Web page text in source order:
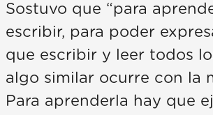
Sostuvo que “para
escribir, para poder
que escribir y leer todos
algo similar ocurre con la
Para aprenderla hay que